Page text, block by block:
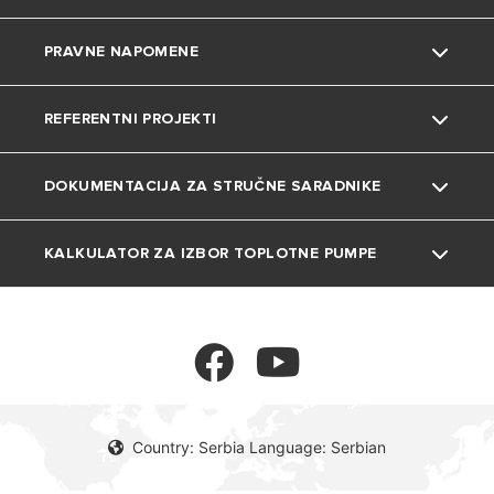
Country: Serbia Language: Serbian
Uređenje doma
Česta pitanja
Katalozi i dokumentacija
Bojleri
Gasni kotlovi
Toplotne pumpe
Klima uređaji
Termoregulacija
PRAVNE NAPOMENE
Privatnost
Kolačići
REFERENTNI PROJEKTI
Projekti
DOKUMENTACIJA ZA STRUČNE SARADNIKE
Tehnička dokumentacija
KALKULATOR ZA IZBOR TOPLOTNE PUMPE